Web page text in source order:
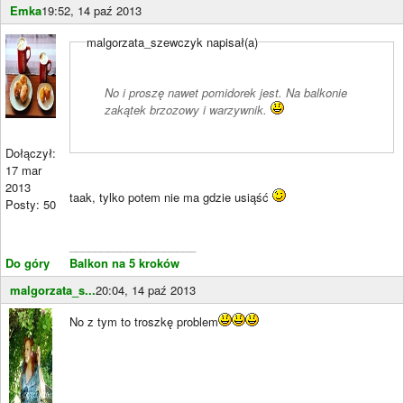
Emka19:52, 14 paź 2013
Dołączył:
17 mar
2013
Posty: 50
Do góry
malgorzata_szewczyk napisał(a)
No i proszę nawet pomidorek jest. Na balkonie
zakątek brzozowy i warzywnik.
taak, tylko potem nie ma gdzie usiąść
Balkon na 5 kroków
malgorzata_s...20:04, 14 paź 2013
No z tym to troszkę problem